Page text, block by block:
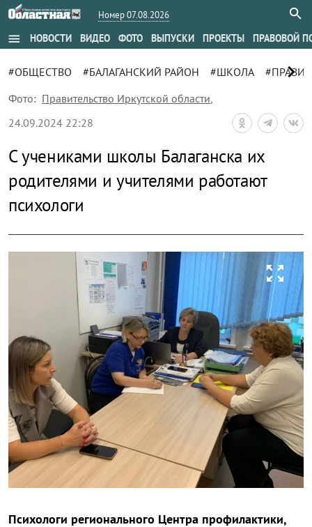
Номер 07.08.2026
menu НОВОСТИ ВИДЕО ФОТО ВЫПУСКИ ПРОЕКТЫ ПРАВОВОЙ
#ОБЩЕСТВО #БАЛАГАНСКИЙ РАЙОН #ШКОЛА chevron_right
Фото: Правительство Иркутской области,
24.09.2024 22:28
С учениками школы Балаганска их
родителями и учителями работают
психологи
zoom_out_map
Психологи регионального Центра профилактики,